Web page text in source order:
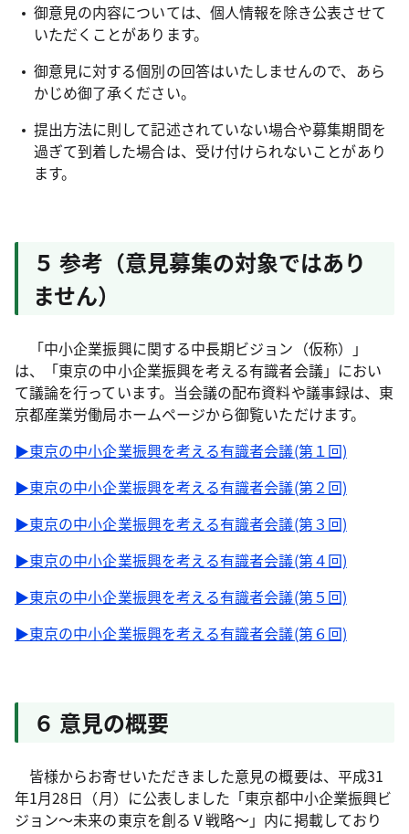
御意見の内容については、個人情報を除き公表させて
いただくことがあります。
御意見に対する個別の回答はいたしませんので、あら
かじめ御了承ください。
提出方法に則して記述されていない場合や募集期間を
過ぎて到着した場合は、受け付けられないことがあり
ます。
５ 参考（意見募集の対象ではあり
ません）
「中小企業振興に関する中長期ビジョン（仮称）」
は、「東京の中小企業振興を考える有識者会議」におい
て議論を行っています。当会議の配布資料や議事録は、東
京都産業労働局ホームページから御覧いただけます。
▶東京の中小企業振興を考える有識者会議(第１回)
▶東京の中小企業振興を考える有識者会議(第２回)
▶東京の中小企業振興を考える有識者会議(第３回)
▶東京の中小企業振興を考える有識者会議(第４回)
▶東京の中小企業振興を考える有識者会議(第５回)
▶東京の中小企業振興を考える有識者会議(第６回)
６ 意見の概要
皆様からお寄せいただきました意見の概要は、平成31
年1月28日（月）に公表しました「東京都中小企業振興ビ
ジョン～未来の東京を創るⅤ戦略～」内に掲載しており